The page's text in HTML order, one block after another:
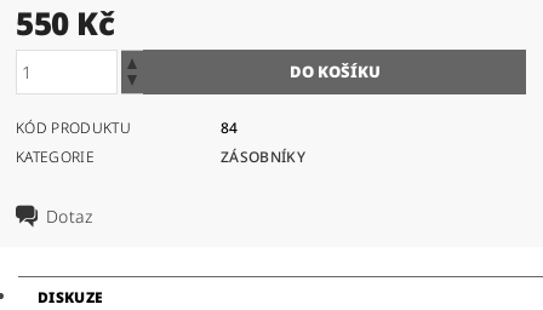
550 Kč
KÓD PRODUKTU
84
KATEGORIE
ZÁSOBNÍKY
Dotaz
DISKUZE